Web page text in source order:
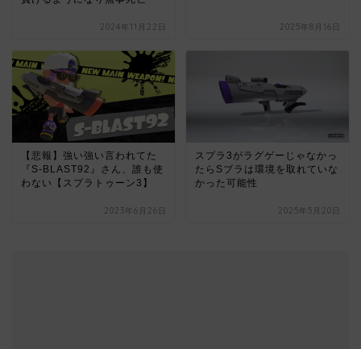
2024年11月22日 2025年8月16日
【悲報】強い強い言われてた
『S-BLAST92』さん、誰も使
わない【スプラトゥーン3】
2023年6月26日
スプラ3がラグゲーじゃなかっ
たらSブラは環境を取れていな
かった可能性
2025年5月20日